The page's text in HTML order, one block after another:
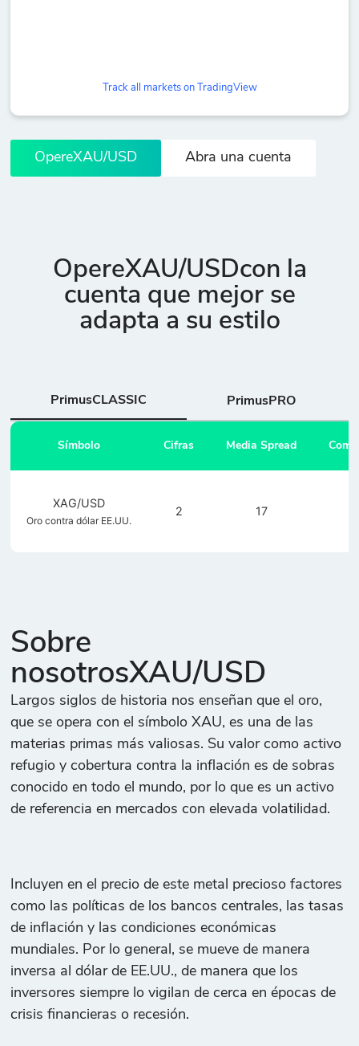
Track all markets on TradingView
OpereXAU/USD Abra una cuenta
OpereXAU/USDcon la
cuenta que mejor se
adapta a su estilo
PrimusCLASSIC PrimusPRO
Símbolo Cifras Media Spread
XAG/USD
Oro contra dólar EE.UU.
2 17
Sobre
nosotrosXAU/USD
Largos siglos de historia nos enseñan que el oro,
que se opera con el símbolo XAU, es una de las
materias primas más valiosas. Su valor como activo
refugio y cobertura contra la inflación es de sobras
conocido en todo el mundo, por lo que es un activo
de referencia en mercados con elevada volatilidad.
Incluyen en el precio de este metal precioso factores
como las políticas de los bancos centrales, las tasas
de inflación y las condiciones económicas
mundiales. Por lo general, se mueve de manera
inversa al dólar de EE.UU., de manera que los
inversores siempre lo vigilan de cerca en épocas de
crisis financieras o recesión.